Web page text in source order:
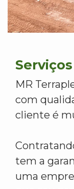
MR
com
cliente é
tem a
uma